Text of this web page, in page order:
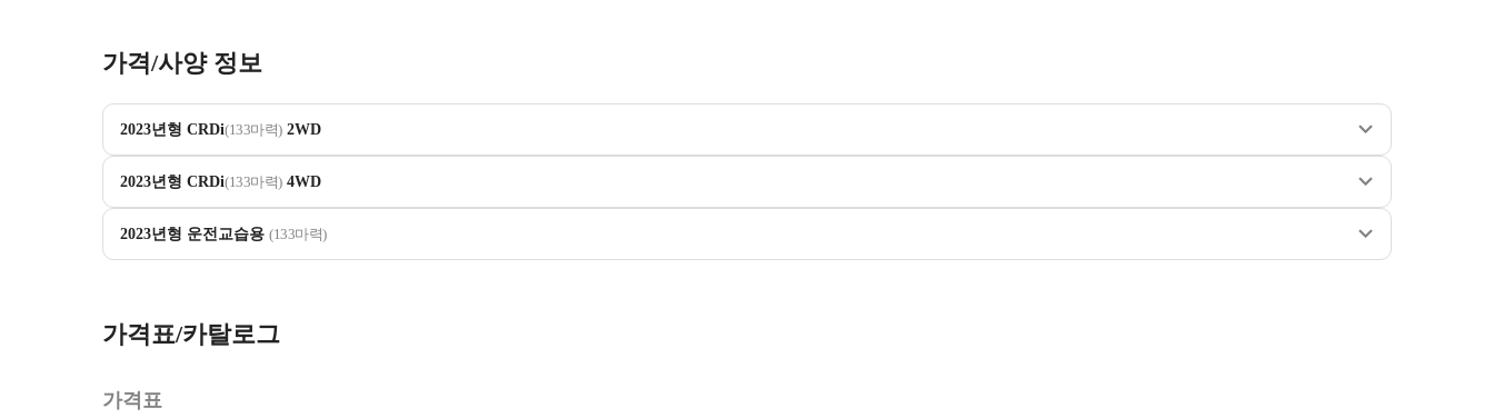
가격/사양 정보
2023년형 CRDi(133마력)2WD
2023년형 CRDi(133마력)4WD
2023년형 운전교습용 (133마력)
가격표/카탈로그
가격표